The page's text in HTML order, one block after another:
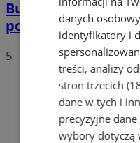
Buspas w Zagórzu
początek zmian
5
danych
identyfikatory i
treści, analizy
stron trzecich
dane w tych i
precyzyjne
wybory dotyczą